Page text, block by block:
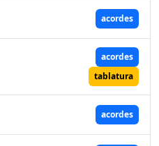
acordes
acordes
tablatura
acordes